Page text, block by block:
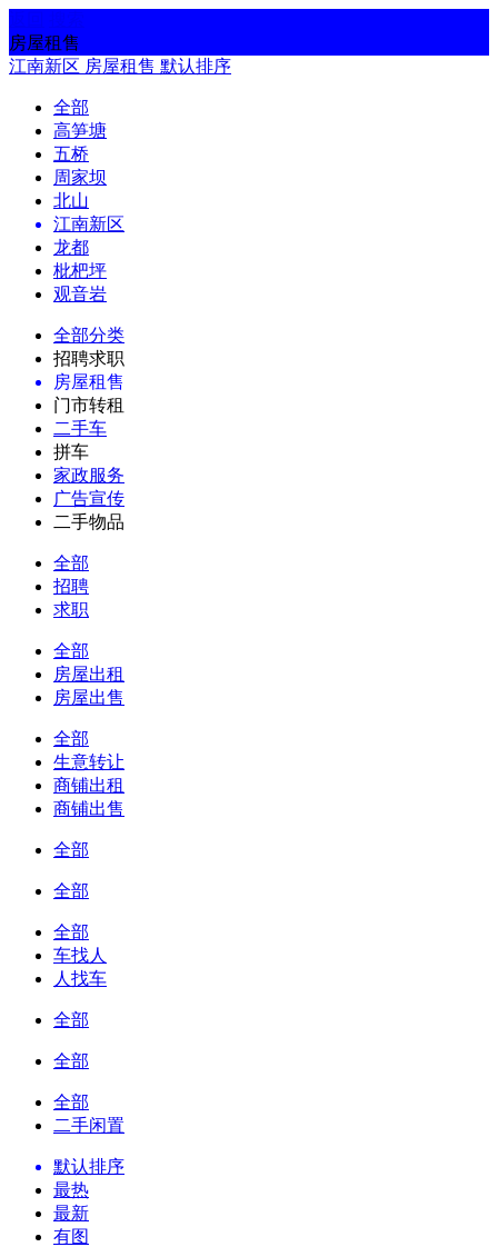
房屋租售
江南新区 房屋租售 默认排序
全部
高笋塘
五桥
周家坝
北山
江南新区
龙都
枇杷坪
观音岩
全部分类
招聘求职
房屋租售
门市转租
二手车
拼车
家政服务
广告宣传
二手物品
全部
招聘
求职
全部
房屋出租
房屋出售
全部
生意转让
商铺出租
商铺出售
全部
全部
全部
车找人
人找车
全部
全部
全部
二手闲置
默认排序
最热
最新
有图